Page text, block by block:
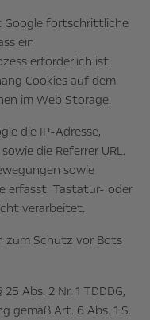
Google fortschrittliche
ein
erforderlich ist.
Cookies auf dem
im Web Storage.
die IP-Adresse,
die Referrer URL.
sowie
erfasst. Tastatur- oder
verarbeitet.
zum Schutz vor Bots
Abs. 2 Nr. 1 TDDDG,
gemäß Art. 6 Abs. 1 S.